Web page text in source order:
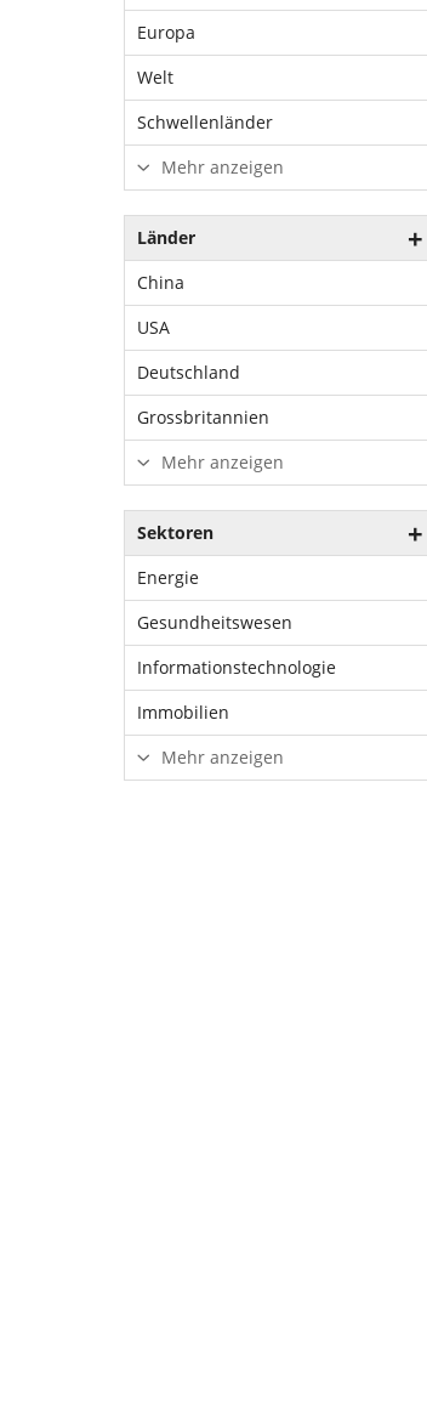
Europa
Welt
Schwellenländer
Mehr anzeigen
Länder
China
USA
Deutschland
Grossbritannien
Mehr anzeigen
Sektoren
Energie
Gesundheitswesen
Informationstechnologie
Immobilien
Mehr anzeigen